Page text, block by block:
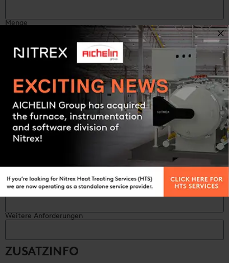
Menge
Material
Jahresmenge / Volumen
Art des Verfahrens (erforderlich)
Oberflächenhärte (erforderlich)
Einhaltung der Wärmebehandlung
Weitere Anforderungen
ZUSATZINFO
Contact us